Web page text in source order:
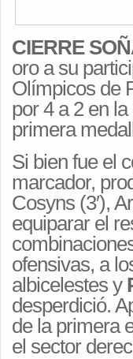
CIERRE
oro a su
Olímpicos de
por 4 a 2 en
primera
Si bien fue el
marcador,
Cosyns (3′),
equiparar el
ofensivas, a
albicelestes y
desperdició.
de la primera
el sector